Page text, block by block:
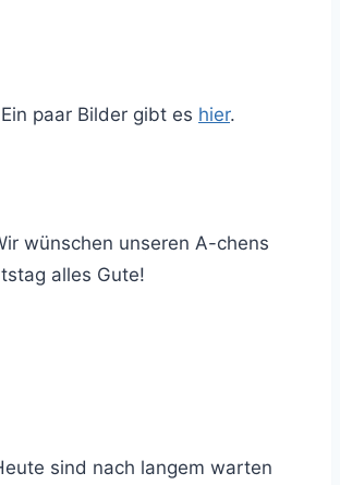
Bilder gibt es hier.
wünschen unseren A-chens
alles Gute!
sind nach langem warten